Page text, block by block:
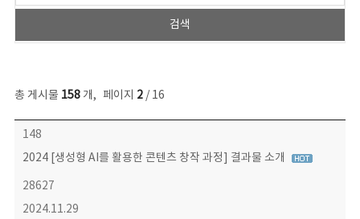
총 게시물 158개, 페이지 2/ 16
콘텐츠이슈 목록 - 번호, 제목, 작성자, 파일, 조회수, 작성일 정보 제공
148
2024 [생성형 AI를 활용한 콘텐츠 창작 과정] 결과물 소개
28627
2024.11.29